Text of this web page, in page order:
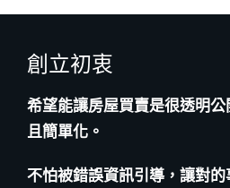
b
o
o
k
at
創立初衷
希望能讓房屋買賣是很透明
且簡單化。
不怕被錯誤資訊引導，讓對